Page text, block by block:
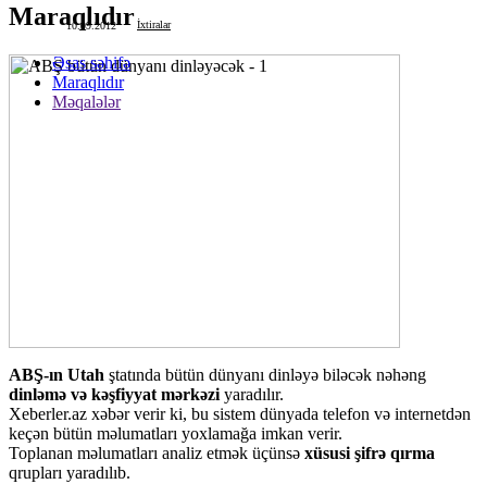
Maraqlıdır
Əsas səhifə
Maraqlıdır
Məqalələr
10.09.2012 İxtiralar
ABŞ-ın Utah ştatında bütün dünyanı dinləyə biləcək nəhəng
dinləmə və kəşfiyyat mərkəzi yaradılır.
Xeberler.az xəbər verir ki, bu sistem dünyada telefon və internetdən
keçən bütün məlumatları yoxlamağa imkan verir.
Toplanan məlumatları analiz etmək üçünsə xüsusi şifrə qırma
qrupları yaradılıb.